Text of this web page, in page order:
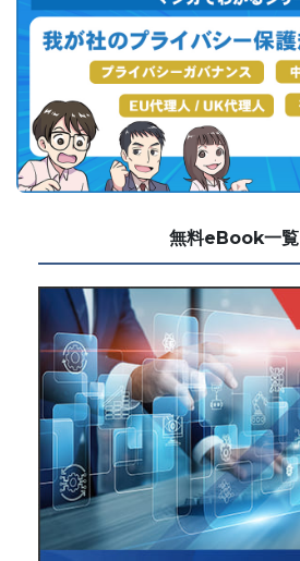
無料eBook一覧